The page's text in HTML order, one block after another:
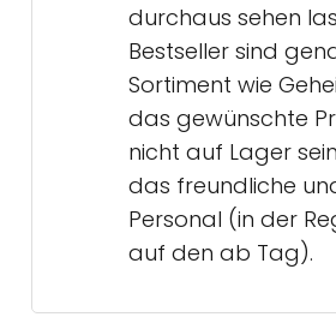
durchaus sehen
Bestseller sind
Sortiment wie
das gewünschte
nicht auf Lager
das freundliche
Personal (in der
auf den ab Tag).